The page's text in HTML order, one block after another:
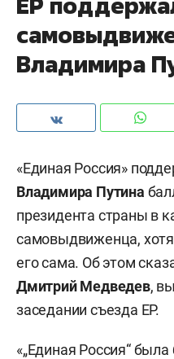
Владимира
«Единая Россия»
Владимира Путина
президента страны в
самовыдвиженца,
его сама. Об этом
Дмитрий Медведев,
заседании съезда ЕР.
«„Единая Россия“